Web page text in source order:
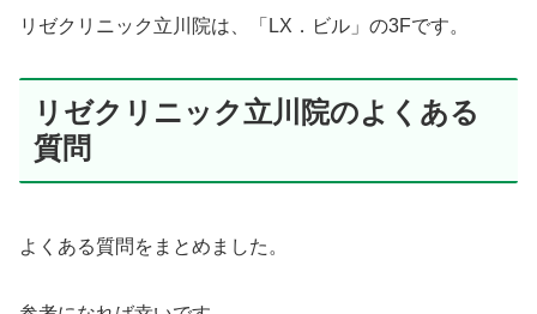
リゼクリニック立川院は、「LX．ビル」の3Fです。
リゼクリニック立川院のよくある
質問
よくある質問をまとめました。